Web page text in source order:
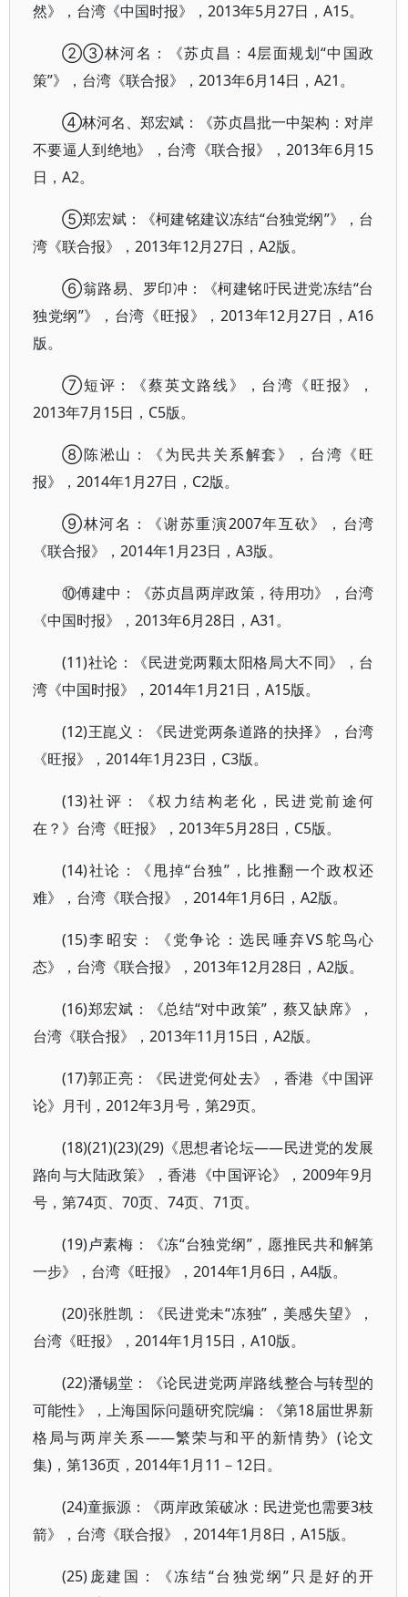
然》，台湾《中国时报》，2013年5月27日，A15。
②③林河名：《苏贞昌：4层面规划“中国政
策”》，台湾《联合报》，2013年6月14日，A21。
④林河名、郑宏斌：《苏贞昌批一中架构：对岸
不要逼人到绝地》，台湾《联合报》，2013年6月15
日，A2。
⑤郑宏斌：《柯建铭建议冻结“台独党纲”》，台
湾《联合报》，2013年12月27日，A2版。
⑥翁路易、罗印冲：《柯建铭吁民进党冻结“台
独党纲”》，台湾《旺报》，2013年12月27日，A16
版。
⑦短评：《蔡英文路线》，台湾《旺报》，
2013年7月15日，C5版。
⑧陈淞山：《为民共关系解套》，台湾《旺
报》，2014年1月27日，C2版。
⑨林河名：《谢苏重演2007年互砍》，台湾
《联合报》，2014年1月23日，A3版。
⑩傅建中：《苏贞昌两岸政策，待用功》，台湾
《中国时报》，2013年6月28日，A31。
(11)社论：《民进党两颗太阳格局大不同》，台
湾《中国时报》，2014年1月21日，A15版。
(12)王崑义：《民进党两条道路的抉择》，台湾
《旺报》，2014年1月23日，C3版。
(13)社评：《权力结构老化，民进党前途何
在？》台湾《旺报》，2013年5月28日，C5版。
(14)社论：《甩掉“台独”，比推翻一个政权还
难》，台湾《联合报》，2014年1月6日，A2版。
(15)李昭安：《党争论：选民唾弃VS鸵鸟心
态》，台湾《联合报》，2013年12月28日，A2版。
(16)郑宏斌：《总结“对中政策”，蔡又缺席》，
台湾《联合报》，2013年11月15日，A2版。
(17)郭正亮：《民进党何处去》，香港《中国评
论》月刊，2012年3月号，第29页。
(18)(21)(23)(29)《思想者论坛——民进党的发展
路向与大陆政策》，香港《中国评论》，2009年9月
号，第74页、70页、74页、71页。
(19)卢素梅：《冻“台独党纲”，愿推民共和解第
一步》，台湾《旺报》，2014年1月6日，A4版。
(20)张胜凯：《民进党未“冻独”，美感失望》，
台湾《旺报》，2014年1月15日，A10版。
(22)潘锡堂：《论民进党两岸路线整合与转型的
可能性》，上海国际问题研究院编：《第18届世界新
格局与两岸关系——繁荣与和平的新情势》(论文
集)，第136页，2014年1月11－12日。
(24)童振源：《两岸政策破冰：民进党也需要3枝
箭》，台湾《联合报》，2014年1月8日，A15版。
(25)庞建国：《冻结“台独党纲”只是好的开